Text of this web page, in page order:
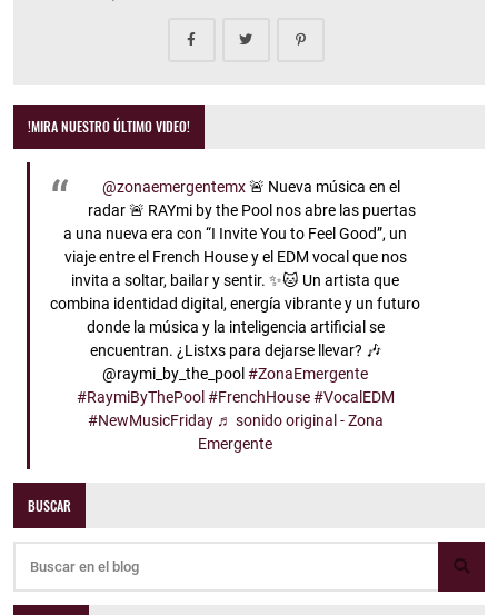
!MIRA NUESTRO ÚLTIMO VIDEO!
@zonaemergentemx🚨 Nueva música en el
radar 🚨 RAYmi by the Pool nos abre las puertas
a una nueva era con “I Invite You to Feel Good”, un
viaje entre el French House y el EDM vocal que nos
invita a soltar, bailar y sentir. ✨🐱 Un artista que
combina identidad digital, energía vibrante y un futuro
donde la música y la inteligencia artificial se
encuentran. ¿Listxs para dejarse llevar? 🎶
@raymi_by_the_pool#ZonaEmergente
#RaymiByThePool #FrenchHouse #VocalEDM
#NewMusicFriday ♬ sonido original - Zona
Emergente
BUSCAR